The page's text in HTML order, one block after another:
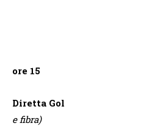
ore 15
Diretta Gol
e fibra)